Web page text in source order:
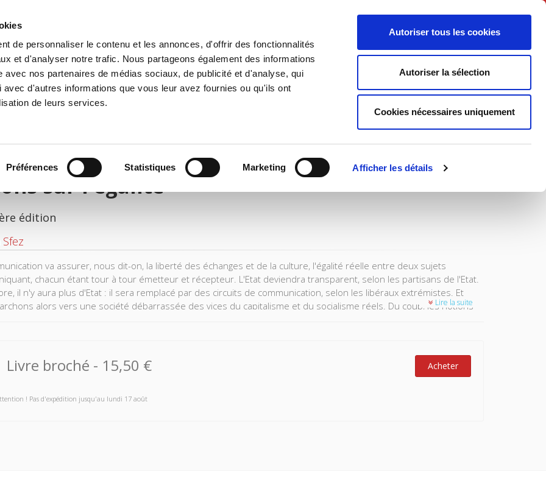
de personnaliser le contenu et les annonces, d'offrir des fonctionnalités
et d'analyser notre trafic. Nous partageons également des informations
avec nos partenaires de médias sociaux, de publicité et d'analyse, qui
d'autres informations que vous leur avez fournies ou qu'ils ont
de leurs services.
Préférences Statistiques Marketing Afficher les détails
Autoriser tous les cookies
Autoriser la sélection
Cookies nécessaires uniquement
Français
Environnement Histoire International Politique Société
sur l'égalité
édition
va assurer, nous dit-on, la liberté des échanges et de la culture, l'égalité réelle entre deux sujets
chacun étant tour à tour émetteur et récepteur. L'Etat deviendra transparent, selon les partisans de l'Etat.
il n'y aura plus d'Etat : il sera remplacé par des circuits de communication, selon les libéraux extrémistes. Et
alors vers une société débarrassée des vices du capitalisme et du socialisme réels. Du coup, les notions
Lire la suite
Livre broché - 15,50 € Acheter
! Pas d'expédition jusqu'au lundi 17 août